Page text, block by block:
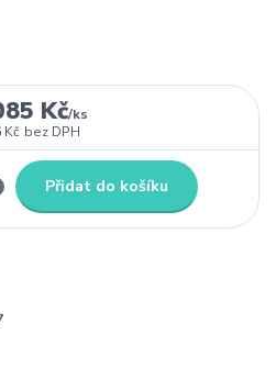
Kč/ks
Kč bez DPH
Přidat do košíku